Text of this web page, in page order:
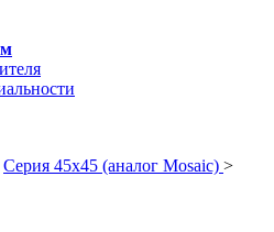
Серия 45х45 (аналог Mosaic) >